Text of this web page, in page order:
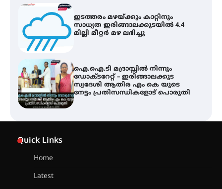
ഐ.ഐ.ടി മദ്രാസ്സിൽ നിന്നും
ഡോക്ടറേറ്റ് – ഇരിങ്ങാലക്കുട
സ്വദേശി ആതിര എം കെ യുടെ
നേട്ടം പ്രതിസന്ധികളോട് പൊരുതി
ട്യുണീഷ്യൻ ചിത്രം ” ദി വോയിസ്
ഓഫ് ഹിന്ദ് റജബ് ” ഇരിങ്ങാലക്കുട
ഫിലിം സൊസൈറ്റി ആഗസ്റ്റ് 7
വെള്ളിയാഴ്ച സ്‌ക്രീൻ ചെയ്യുന്നു
Quick Links
Home
Latest